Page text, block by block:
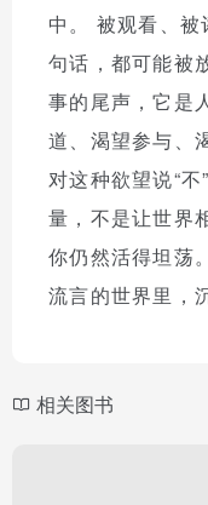
中。 被观看、
句话，都可能被
事的尾声，它
道、渴望参与、
对这种欲望说“
量，不是让世界
你仍然活得坦荡
流言的世界里，
相关图书